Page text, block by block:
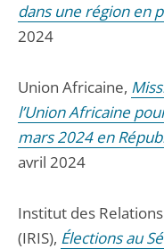
dans une région en
2024
Union Africaine,
l’Union Africaine
mars 2024 en
avril 2024
Institut des
(IRIS), Élections au